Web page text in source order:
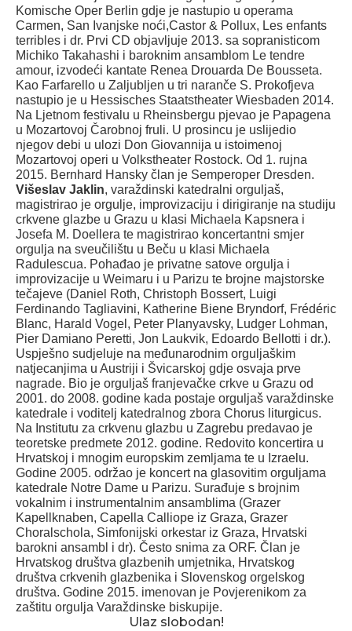
Komische Oper Berlin gdje je nastupio u operama
Carmen, San Ivanjske noći,Castor & Pollux, Les enfants
terribles i dr. Prvi CD objavljuje 2013. sa sopranisticom
Michiko Takahashi i baroknim ansamblom Le tendre
amour, izvodeći kantate Renea Drouarda De Bousseta.
Kao Farfarello u Zaljubljen u tri naranče S. Prokofjeva
nastupio je u Hessisches Staatstheater Wiesbaden 2014.
Na Ljetnom festivalu u Rheinsbergu pjevao je Papagena
u Mozartovoj Čarobnoj fruli. U prosincu je uslijedio
njegov debi u ulozi Don Giovannija u istoimenoj
Mozartovoj operi u Volkstheater Rostock. Od 1. rujna
2015. Bernhard Hansky član je Semperoper Dresden.
Višeslav Jaklin, varaždinski katedralni orguljaš,
magistrirao je orgulje, improvizaciju i dirigiranje na studiju
crkvene glazbe u Grazu u klasi Michaela Kapsnera i
Josefa M. Doellera te magistrirao koncertantni smjer
orgulja na sveučilištu u Beču u klasi Michaela
Radulescua. Pohađao je privatne satove orgulja i
improvizacije u Weimaru i u Parizu te brojne majstorske
tečajeve (Daniel Roth, Christoph Bossert, Luigi
Ferdinando Tagliavini, Katherine Biene Bryndorf, Frédéric
Blanc, Harald Vogel, Peter Planyavsky, Ludger Lohman,
Pier Damiano Peretti, Jon Laukvik, Edoardo Bellotti i dr.).
Uspješno sudjeluje na međunarodnim orguljaškim
natjecanjima u Austriji i Švicarskoj gdje osvaja prve
nagrade. Bio je orguljaš franjevačke crkve u Grazu od
2001. do 2008. godine kada postaje orguljaš varaždinske
katedrale i voditelj katedralnog zbora Chorus liturgicus.
Na Institutu za crkvenu glazbu u Zagrebu predavao je
teoretske predmete 2012. godine. Redovito koncertira u
Hrvatskoj i mnogim europskim zemljama te u Izraelu.
Godine 2005. održao je koncert na glasovitim orguljama
katedrale Notre Dame u Parizu. Surađuje s brojnim
vokalnim i instrumentalnim ansamblima (Grazer
Kapellknaben, Capella Calliope iz Graza, Grazer
Choralschola, Simfonijski orkestar iz Graza, Hrvatski
barokni ansambl i dr). Često snima za ORF. Član je
Hrvatskog društva glazbenih umjetnika, Hrvatskog
društva crkvenih glazbenika i Slovenskog orgelskog
društva. Godine 2015. imenovan je Povjerenikom za
zaštitu orgulja Varaždinske biskupije.
Ulaz slobodan!